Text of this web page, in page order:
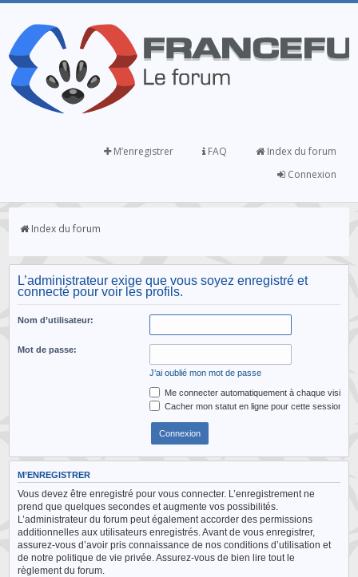
Index du forum
FAQ
M’enregistrer
Connexion
Index du forum
L’administrateur exige que vous soyez enregistré et
connecté pour voir les profils.
Nom d’utilisateur:
Mot de passe:
J’ai oublié mon mot de passe
Me connecter automatiquement à chaque visite
Cacher mon statut en ligne pour cette session
M’ENREGISTRER
Vous devez être enregistré pour vous connecter. L’enregistrement ne
prend que quelques secondes et augmente vos possibilités.
L’administrateur du forum peut également accorder des permissions
additionnelles aux utilisateurs enregistrés. Avant de vous enregistrer,
assurez-vous d’avoir pris connaissance de nos conditions d’utilisation et
de notre politique de vie privée. Assurez-vous de bien lire tout le
règlement du forum.